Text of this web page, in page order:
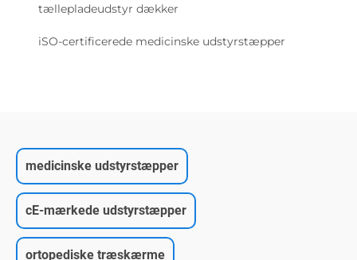
tællepladeudstyr dækker
iSO-certificerede medicinske udstyrstæpper
medicinske udstyrstæpper
cE-mærkede udstyrstæpper
ortopediske træskærme